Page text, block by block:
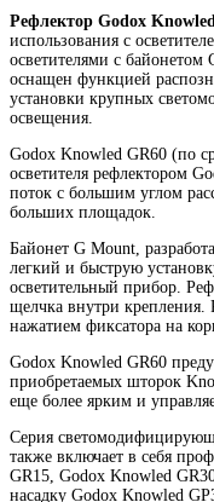
Рефлектор Godox
использования с
осветителями с
оснащен функцией
установки крупных
освещения.
Godox Knowled GR60 (по
осветителя рефлектором
поток с большим углом
больших площадок.
Байонет G Mount,
легкий и быструю
осветительный прибор.
щелчка внутри крепления.
нажатием фиксатора на
Godox Knowled GR60
приобретаемых шторок
еще более ярким и
Серия
также включает в себя
GR15, Godox Knowled
насадку Godox Knowled